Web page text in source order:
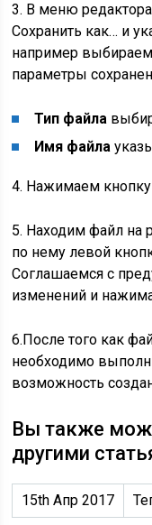
3. В меню
Сохранить как… и
например
параметры
Тип файла
Имя файла
4. Нажимаем кнопку
5. Находим файл на
по нему левой
Соглашаемся с
изменений и
6.После того как
необходимо
возможность
Вы также
другими
15th Апр 2017